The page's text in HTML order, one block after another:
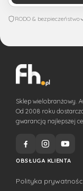
RODO & bezpieczeństwo
Sklep wielobranżowy.
Od 2008 roku
gwarancją najlepszej
OBSŁUGA KLIENTA
Polityka